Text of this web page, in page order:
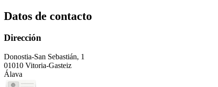
Datos de contacto
Dirección
Donostia-San Sebastián, 1
01010 Vitoria-Gasteiz
Álava